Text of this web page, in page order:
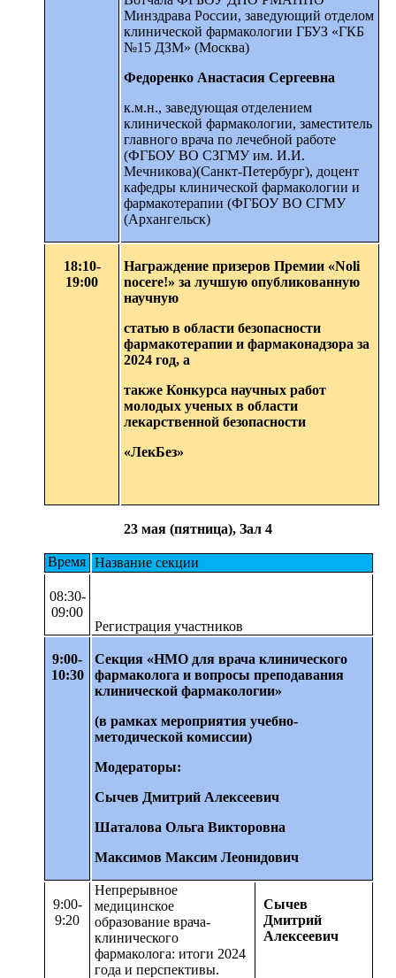
Минздрава России, заведующий отделом
клинической фармакологии ГБУЗ «ГКБ
№15 ДЗМ» (Москва)
Федоренко Анастасия Сергеевна
к.м.н., заведующая отделением
клинической фармакологии, заместитель
главного врача по лечебной работе
(ФГБОУ ВО СЗГМУ им. И.И.
Мечникова)(Санкт-Петербург), доцент
кафедры клинической фармакологии и
фармакотерапии (ФГБОУ ВО СГМУ
(Архангельск)
18:10-
19:00
Награждение призеров Премии «Noli
nocere!» за лучшую опубликованную
научную
статью в области безопасности
фармакотерапии и фармаконадзора за
2024 год, а
также Конкурса научных работ
молодых ученых в области
лекарственной безопасности
«ЛекБез»
23 мая (пятница), Зал 4
Время Название секции
08:30-
09:00
Регистрация участников
9:00-
10:30
Секция «НМО для врача клинического
фармаколога и вопросы преподавания
клинической фармакологии»
(в рамках мероприятия учебно-
методической комиссии)
Модераторы:
Сычев Дмитрий Алексеевич
Шаталова Ольга Викторовна
Максимов Максим Леонидович
9:00-
9:20
Непрерывное
медицинское
образование врача-
клинического
фармаколога: итоги 2024
года и перспективы.
Сычев
Дмитрий
Алексеевич